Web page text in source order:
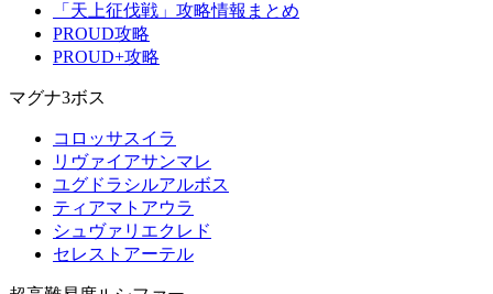
「天上征伐戦」攻略情報まとめ
PROUD攻略
PROUD+攻略
マグナ3ボス
コロッサスイラ
リヴァイアサンマレ
ユグドラシルアルボス
ティアマトアウラ
シュヴァリエクレド
セレストアーテル